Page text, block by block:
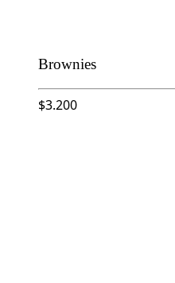
Brownies
$3.200